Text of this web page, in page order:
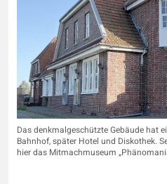
Das denkmalgeschützte Gebäude hat
Bahnhof, später Hotel und Diskothek.
hier das Mitmachmuseum